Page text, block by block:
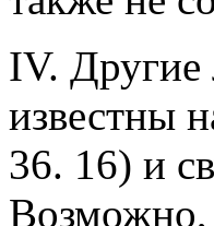
IV. Другие
известны
36. 16) и
Возможно,